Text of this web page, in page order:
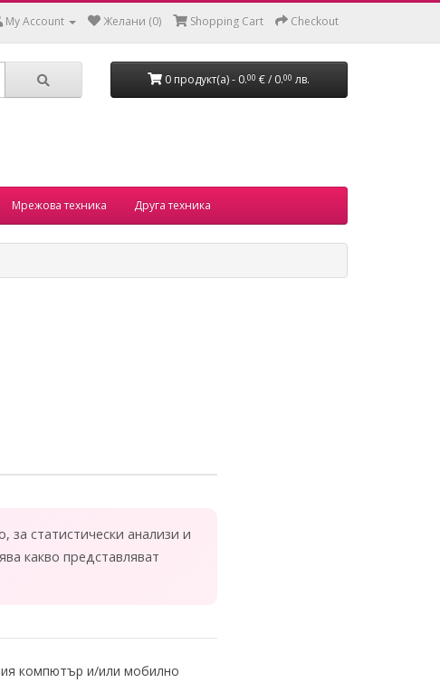
My Account Желани (0) Shopping Cart Checkout
0 продукт(а) - 0.00 € / 0.00 лв.
Мрежова техника Друга техника
за статистически анализи и
какво представляват
компютър и/или мобилно